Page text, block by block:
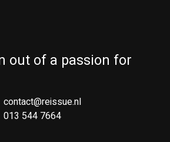
out of a passion for
contact@reissue.nl
013 544 7664